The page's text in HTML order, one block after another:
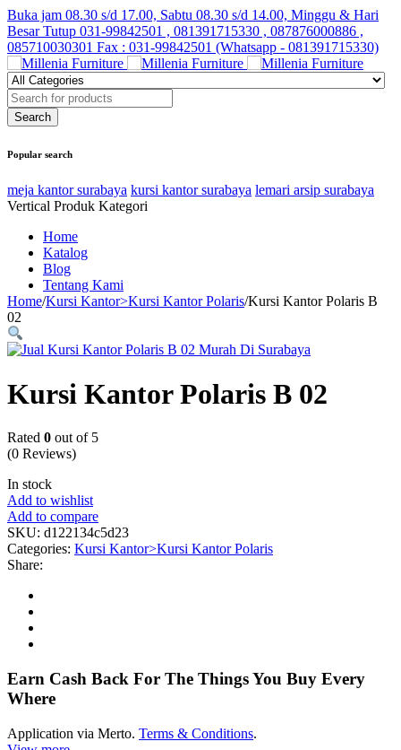
Buka jam 08.30 s/d 17.00, Sabtu 08.30 s/d 14.00, Minggu & Hari
Besar Tutup 031-99842501 , 081391715330 , 087876000886 ,
085710030301 Fax : 031-99842501 (Whatsapp - 081391715330)
Popular search
meja kantor surabaya kursi kantor surabaya lemari arsip surabaya
Vertical Produk Kategori
Home
Katalog
Blog
Tentang Kami
Home/Kursi Kantor>Kursi Kantor Polaris/Kursi Kantor Polaris B
02
Kursi Kantor Polaris B 02
Rated 0 out of 5
(0 Reviews)
In stock
Add to wishlist
Add to compare
SKU: d122134c5d23
Categories: Kursi Kantor>Kursi Kantor Polaris
Share:
Earn Cash Back For The Things You Buy Every
Where
Application via Merto. Terms & Conditions.